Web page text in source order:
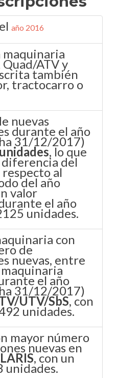
año 2016
maquinaria
ATV y
también
tractocarro o
nuevas
durante el año
31/12/2017)
, lo que
diferencia del
respecto al
del año
valor
el año
unidades.
con
de
nuevas, entre
el año
31/12/2017)
UTV/SbS, con
unidades.
mayor número
nuevas en
, con un
unidades.